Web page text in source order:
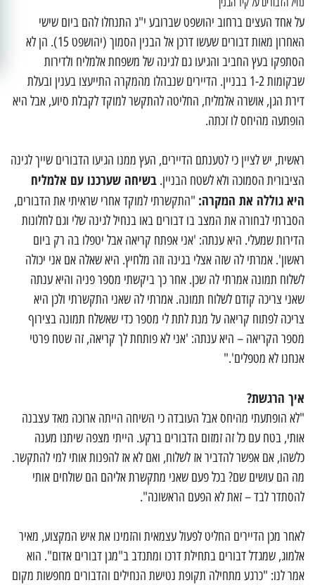
נחיל הדבורים על קיר הבנין
על אחד העצים ברחוב יהושפט שברובע י"ג התנחלו להם ביום שישי
האחרון מאות דבורים שעשו דרכן אל הבנין הסמוך (יהושפט 15). הן לא
הסתפקו בעץ החביב והגיעו גם לגינה של משפחת אלמליח ולדירות
שבקומות 1-2 בבניין. הדיירים שנבהלו מהמקרה התייעצו בענין ובעלת
דירת הגן, אושרה אלמליח, החליטה להתקשר למוקד לקבלת סיוע, אבל היא
הופתעה מהיחס לו זכתה.
ראשית, יש לציין כי לטענתם הדיירים, העץ ממנו הגיעו הדבורים שייך לגינה
הציבורית הסמוכה ולא לשטח הבניין. בשיחה שערכנו עם אלמליח
היא גוללה את המקרה: "התקשרתי למוקד אחרי שראיתי את הדבורים,
הסברתי לבחורה את המצב בו דבורים באו בנחיל לגינה שלי וגם לחלונות
הדירות שמעלי. היא ענתה: 'אני אפתח קריאה אבל יטפלו בה רק ביום
ראשון'. אמרתי לה שזה אצלי בגינה וזה מלחיץ. היא שאלה אם אני יכולה
לשלוח תמונה אמרתי לה שכן. אחר כך ביקשתי מספר פניה והיא ענתה
שאני צריכה קודם לשלוח תמונה. אמרתי לה שאני התקשרתי ולכן היא
צריכה לפתוח קריאה על מנת לתת לי מספר כדי שאשלח תמונה בצירוף
מספר הקריאה – היא ענתה: 'אני לא פותחת לך קריאה, זה שטח פרטי
אנחנו לא מטפלים'."
איך הרגשת?
"לא הופתעתי מהיחס אבל העובדה כי השיחה הייתה ארוכה מאד עצבנה
אותי, בטח עם כל זה זמזום הדבורים ברקע. הייתי מצפה שיתנו מענה
כלשהו, אם אפשר להדביר אז לשלוח, ואם לא אז להפנות אותי למי להתקשר.
מה הם עושים שם? בכל פעם שאני מתקשרת אליהם הם שולחים אותי
להסתדר לבד – זאת לא הפעם הראשונה".
לאחר מכן הדיירים החליט לפעול עצמאית והזמינו את איש המקצוע, מאיר
אלמוג, שמגדל דבורים בתחילת דרכו ומתנדב ב"מגן דבורים אדום". הוא
אמר לנו: "כרגע מתחילה תקופת נטישת הנחילים והדבורים מחפשות מקום